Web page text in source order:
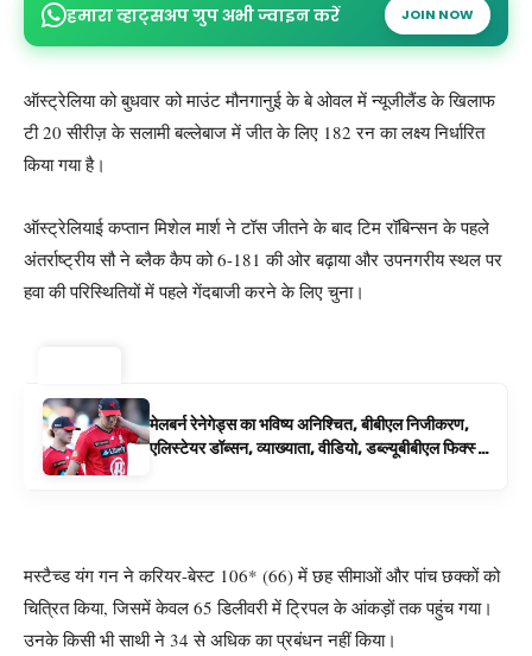
हमारा व्हाट्सअप ग्रुप अभी ज्वाइन करें JOIN NOW
ऑस्ट्रेलिया को बुधवार को माउंट मौनगानुई के बे ओवल में न्यूजीलैंड के खिलाफ
टी 20 सीरीज़ के सलामी बल्लेबाज में जीत के लिए 182 रन का लक्ष्य निर्धारित
किया गया है।
ऑस्ट्रेलियाई कप्तान मिशेल मार्श ने टॉस जीतने के बाद टिम रॉबिन्सन के पहले
अंतर्राष्ट्रीय सौ ने ब्लैक कैप को 6-181 की ओर बढ़ाया और उपनगरीय स्थल पर
हवा की परिस्थितियों में पहले गेंदबाजी करने के लिए चुना।
मेलबर्न रेनेगेड्स का भविष्य अनिश्चित, बीबीएल निजीकरण,
एलिस्टेयर डॉब्सन, व्याख्याता, वीडियो, डब्ल्यूबीबीएल फिक्स्चर
मस्टैच्ड यंग गन ने करियर-बेस्ट 106* (66) में छह सीमाओं और पांच छक्कों को
चित्रित किया, जिसमें केवल 65 डिलीवरी में ट्रिपल के आंकड़ों तक पहुंच गया।
उनके किसी भी साथी ने 34 से अधिक का प्रबंधन नहीं किया।